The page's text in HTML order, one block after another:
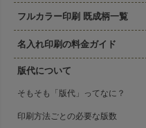
フルカラー印刷 既成柄一覧
名入れ印刷の料金ガイド
版代について
そもそも「版代」ってなに？
印刷方法ごとの必要な版数